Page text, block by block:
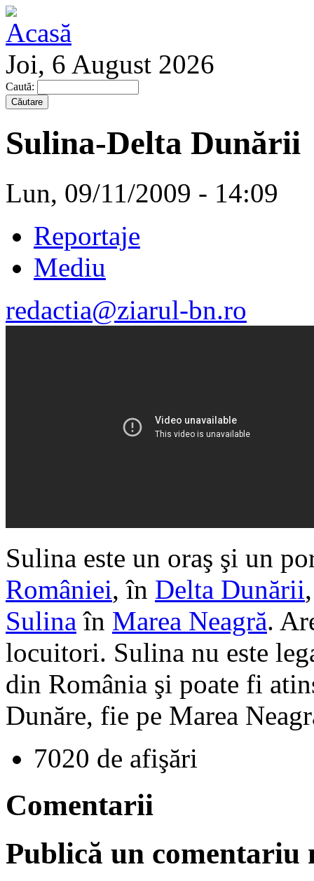
Joi, 6 August 2026
Caută:
Sulina-Delta Dunării
Lun, 09/11/2009 - 14:09
Reportaje
Mediu
redactia@ziarul-bn.ro
Sulina este un oraş şi un
României, în Delta Dunării
Sulina în Marea Neagră.
locuitori. Sulina nu este
din România şi poate fi
Dunăre, fie pe Marea
7020 de afişări
Comentarii
Publică un comentariu